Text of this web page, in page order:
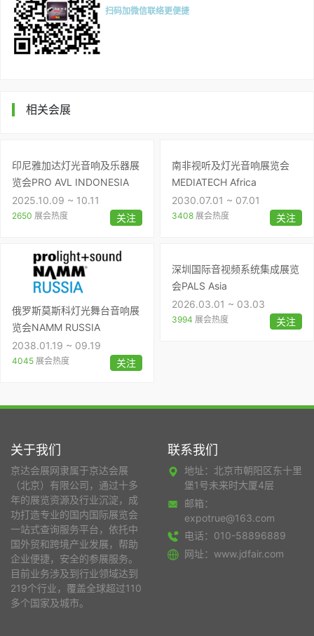
扫码加微信联络更便捷
相关会展
印尼雅加达灯光音响及乐器展
览会PRO AVL INDONESIA
2025.10.09 ~ 10.11
2650 展会热度 关注
南非视听及灯光音响展览会
MEDIATECH Africa
2030.07.01 ~ 07.01
3408 展会热度 关注
俄罗斯莫斯科灯光舞台音响展
览会NAMM RUSSIA
2038.01.19 ~ 09.19
4045 展会热度 关注
深圳国际音视频系统集成展览
会PALS Asia
2026.03.01 ~ 03.03
3994 展会热度 关注
关于我们
京达会展网隶属于京达会展
（北京）有限公司，通过十多
年的展览资源及行业沉淀，成
功打造专业的国内国际展览会
一站式查询服务平台，依托中
国外贸和跨境产业发展，帮助
企业便捷，安全的参展服务。
目前业务涉及到行业领域达到
219个行业，覆盖全球超过110
多个国家及城市。
联系我们
地址：北京市朝阳区东十里
堡1号未来时大厦4层
邮箱：
expotrue@163.com
电话：010-58896889
网址：www.jdfair.com